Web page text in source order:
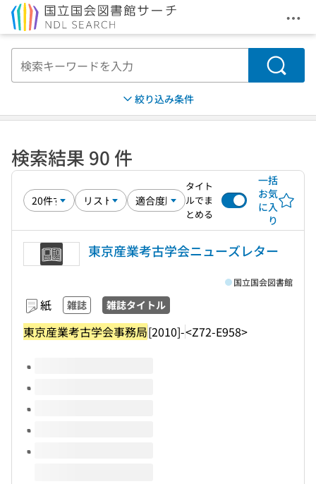
メ
検索
絞り込み条件
検索結果 90 件
タイト
ルでま
とめる
一括
お気
に入
り
東京産業考古学会ニューズレター
紙 雑誌 雑誌タイトル
東京産業考古学会事務局[2010]-<Z72-E958>
国立国会図書館
このタイトルの巻号